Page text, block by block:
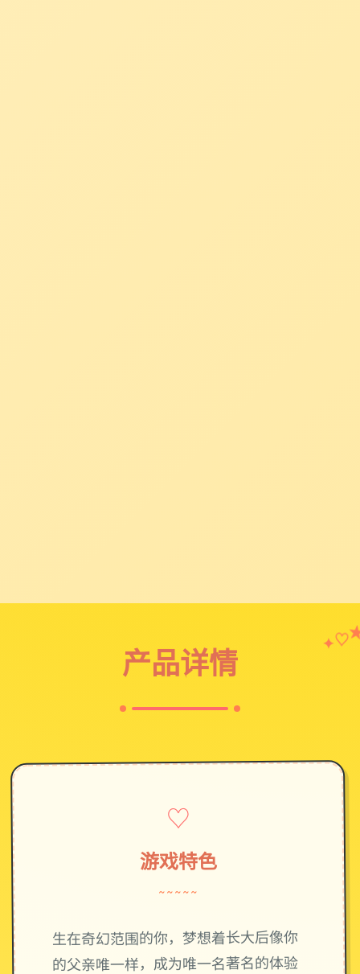
产品详情
✦♡
♡
游戏特色
~~~~~
生在奇幻范围的你，梦想着长大后像你
的父亲唯一样，成为唯一名著名的体验